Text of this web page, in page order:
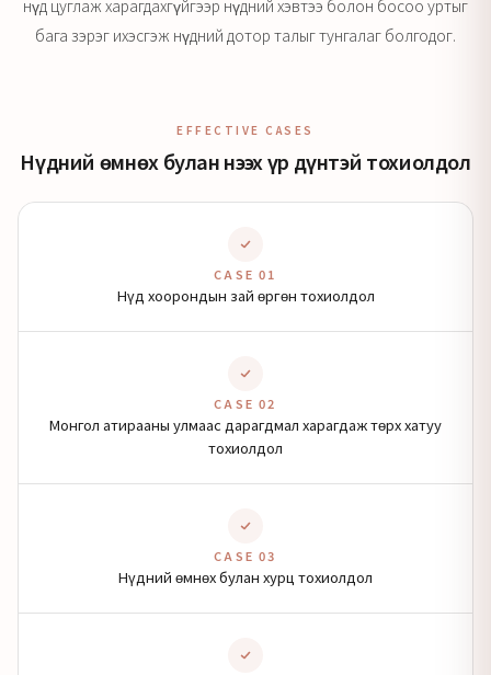
нүд цуглаж харагдахгүйгээр нүдний хэвтээ болон босоо уртыг
бага зэрэг ихэсгэж нүдний дотор талыг тунгалаг болгодог.
EFFECTIVE CASES
Нүдний өмнөх булан нээх үр дүнтэй тохиолдол
CASE 01
Нүд хоорондын зай өргөн тохиолдол
CASE 02
Монгол атирааны улмаас дарагдмал харагдаж төрх хатуу
тохиолдол
CASE 03
Нүдний өмнөх булан хурц тохиолдол